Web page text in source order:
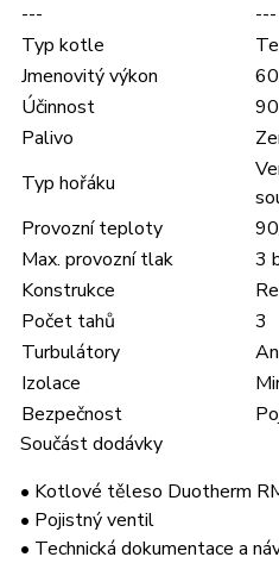
---
---
Typ kotle
Jmenovitý výkon
Účinnost
Palivo
Typ hořáku
Provozní teploty
Max. provozní tlak
3
Konstrukce
Počet tahů
3
Turbulátory
Izolace
Bezpečnost
Součást dodávky
• Kotlové těleso Duotherm
• Pojistný ventil
• Technická dokumentace a